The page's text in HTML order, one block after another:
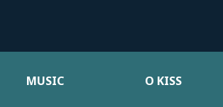
MUSIC Ο KISS